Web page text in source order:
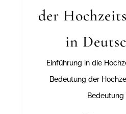
der
in
Einführung in die
Bedeutung der
Bedeutung